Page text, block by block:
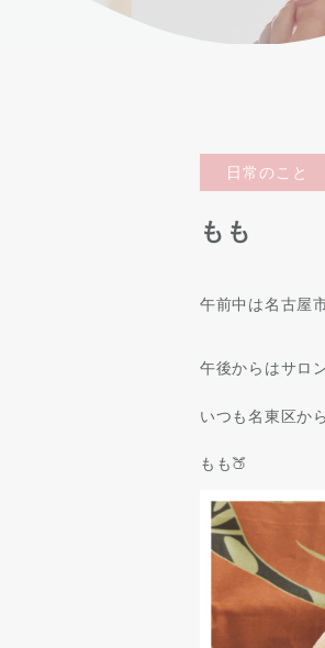
日常のこと
もも
午前中は名古屋
午後からはサロ
いつも名東区か
もも🍑